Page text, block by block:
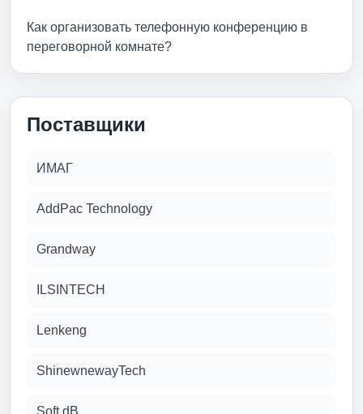
Как организовать телефонную конференцию в
переговорной комнате?
Поставщики
ИМАГ
AddPac Technology
Grandway
ILSINTECH
Lenkeng
ShinewnewayTech
Soft dB